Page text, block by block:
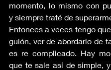
momento, lo mismo con
y siempre traté de
Entonces a veces tengo
guión, ver de abordarlo de
es re complicado. Hay
que te sale así de simple,